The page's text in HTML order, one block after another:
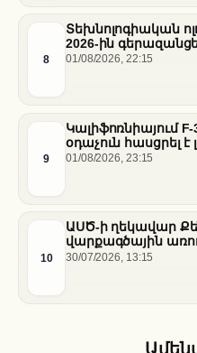
8
Տեխնոլոգիական
2026-ին
01/08/2026, 22:15
9
Կալիֆոռնիայում
օդաչուն հասցրել է
01/08/2026, 23:15
10
ԱՍԾ-ի ղեկավար
վարքագծային
բարելավման շուրջ
30/07/2026, 13:15